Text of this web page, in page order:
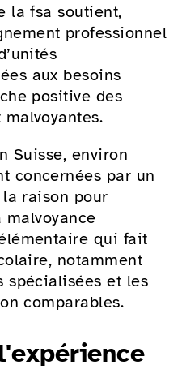
la fsa soutient,
professionnel
aux besoins
positive des
Suisse, environ
concernées par un
la raison pour
qui fait
notamment
spécialisées et les
comparables.